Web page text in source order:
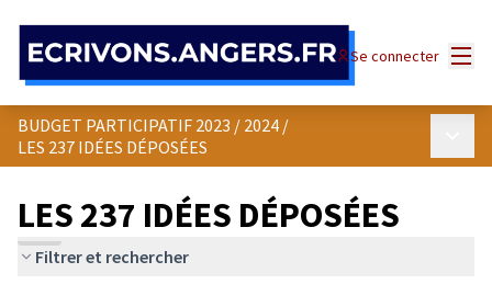
Se connecter
BUDGET PARTICIPATIF 2023 / 2024 /
LES 237 IDÉES DÉPOSÉES
LES 237 IDÉES DÉPOSÉES
Filtrer et rechercher